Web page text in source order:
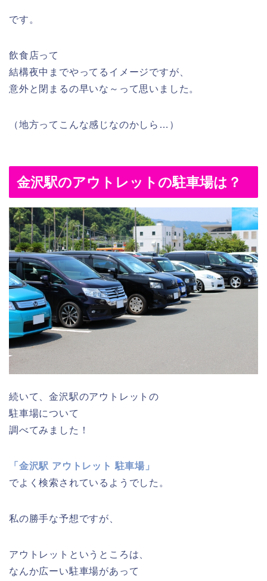
です。
飲食店って
結構夜中までやってるイメージですが、
意外と閉まるの早いな～って思いました。
（地方ってこんな感じなのかしら…）
金沢駅のアウトレットの駐車場は？
続いて、金沢駅のアウトレットの
駐車場について
調べてみました！
「金沢駅 アウトレット 駐車場」
でよく検索されているようでした。
私の勝手な予想ですが、
アウトレットというところは、
なんか広ーい駐車場があって